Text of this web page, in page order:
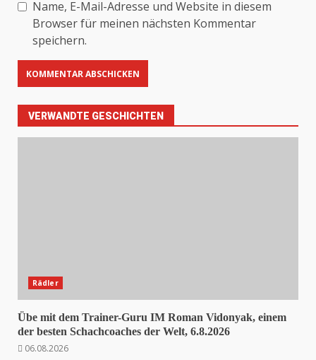
Name, E-Mail-Adresse und Website in diesem
Browser für meinen nächsten Kommentar
speichern.
VERWANDTE GESCHICHTEN
Rädler
Übe mit dem Trainer-Guru IM Roman Vidonyak, einem
der besten Schachcoaches der Welt, 6.8.2026
06.08.2026